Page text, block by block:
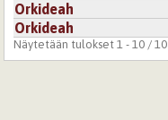
Orkideah
Orkideah
Näytetään tulokset 1 - 10 / 10